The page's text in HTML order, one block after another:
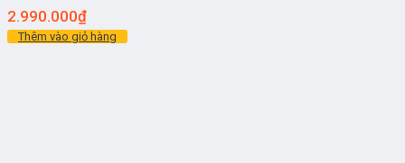
2.990.000₫
Thêm vào giỏ hàng